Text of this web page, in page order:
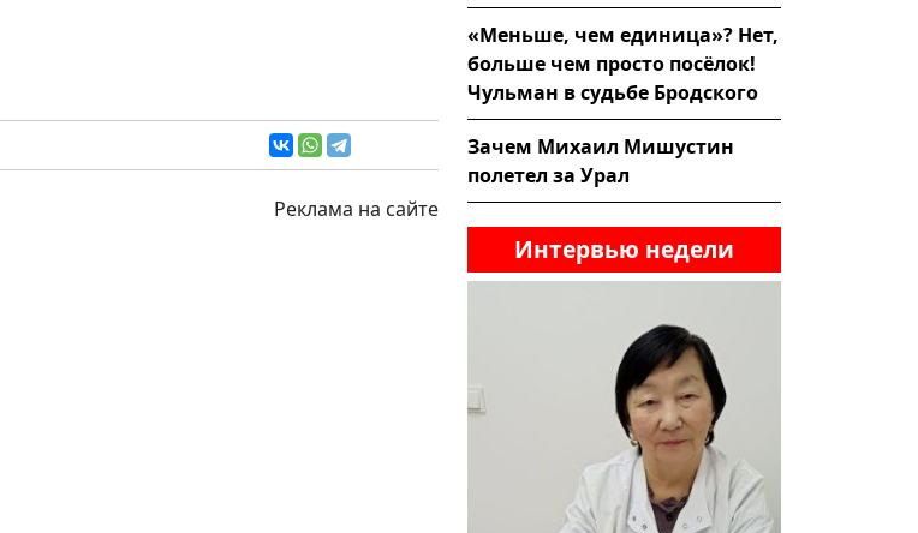
Реклама на сайте
«Меньше, чем единица»? Нет,
больше чем просто посёлок!
Чульман в судьбе Бродского
Зачем Михаил Мишустин
полетел за Урал
Интервью недели